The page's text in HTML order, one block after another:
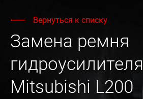
Вернуться к списку
Замена ремня
гидроусилителя
Mitsubishi L200